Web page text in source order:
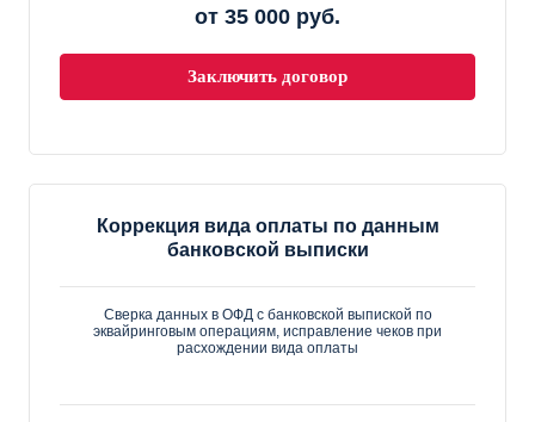
от 35 000 руб.
Заключить договор
Коррекция вида оплаты по данным
банковской выписки
Сверка данных в ОФД с банковской выпиской по
эквайринговым операциям, исправление чеков при
расхождении вида оплаты